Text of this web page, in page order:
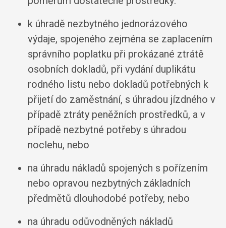
k úhradě nezbytného jednorázového
výdaje, spojeného zejména se zaplacením
správního poplatku při prokázané ztrátě
osobních dokladů, při vydání duplikátu
rodného listu nebo dokladů potřebných k
přijetí do zaměstnání, s úhradou jízdného v
případě ztráty peněžních prostředků, a v
případě nezbytné potřeby s úhradou
noclehu, nebo
na úhradu nákladů spojených s pořízením
nebo opravou nezbytných základních
předmětů dlouhodobé potřeby, nebo
na úhradu odůvodněných nákladů